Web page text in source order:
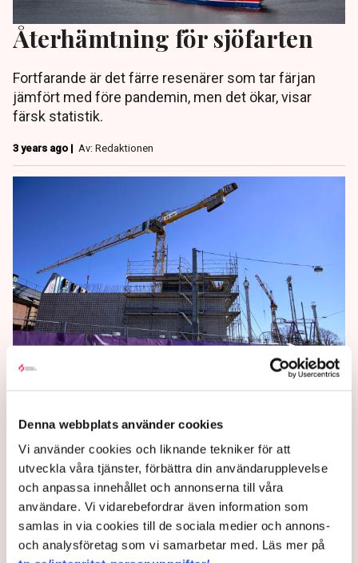
Denna webbplats använder cookies
Vi använder cookies och liknande tekniker för att
utveckla våra tjänster, förbättra din användarupplevelse
och anpassa innehållet och annonserna till våra
användare. Vi vidarebefordrar även information som
samlas in via cookies till de sociala medier och annons-
och analysföretag som vi samarbetar med. Läs mer på
Återhämtning för sjöfarten
Fortfarande är det färre resenärer som tar färjan
jämfört med före pandemin, men det ökar, visar
färsk statistik.
3 years ago | Av: Redaktionen
Väntad trio dominerar svensk
Peab, Skanska och NCC dominerar byggbranschen,
visar en sammanställning av de 30 största
företagen. Trion har sinsemellan fler anställda än
övriga 27 tillsammans.